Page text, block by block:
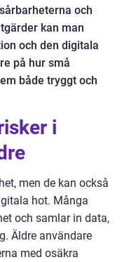
och
kan man
och den digitala
på hur små
både tryggt och
i
men de kan också
hot. Många
och samlar in data,
Äldre användare
med osäkra